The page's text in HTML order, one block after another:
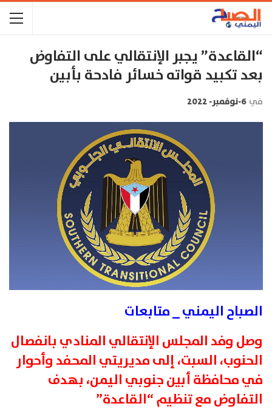
“القاعدة” يجبر الإنتقالي على التفاوض
بعد تكبيد قواته خسائر فادحة بأبين
في 6-نوفمبر- 2022
الصباح اليمني _ متابعات
وصل وفد المجلس الإنتقالي المنادي بانفصال
الحنوب، السبت، إلى مديريتي المحفد وأحوار
في محافظة أبين جنوبي اليمن، بهدف
التفاوض مع تنظيم “القاعدة”